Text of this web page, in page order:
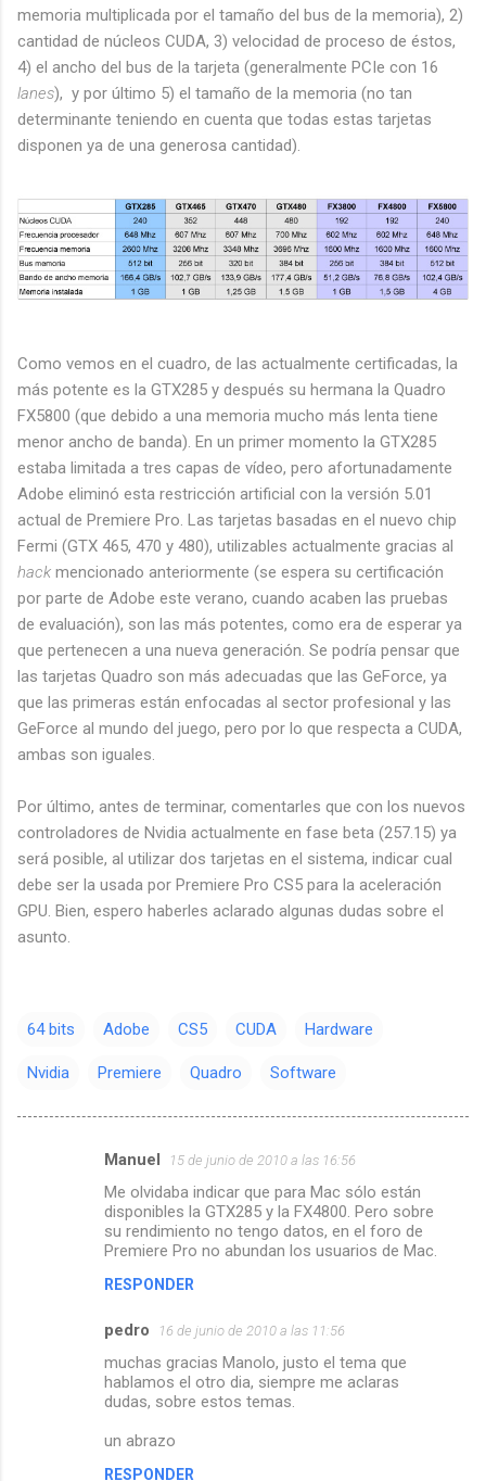
memoria multiplicada por el tamaño del bus de la memoria), 2)
cantidad de núcleos CUDA, 3) velocidad de proceso de éstos,
4) el ancho del bus de la tarjeta (generalmente PCIe con 16
lanes), y por último 5) el tamaño de la memoria (no tan
determinante teniendo en cuenta que todas estas tarjetas
disponen ya de una generosa cantidad).
Como vemos en el cuadro, de las actualmente certificadas, la
más potente es la GTX285 y después su hermana la Quadro
FX5800 (que debido a una memoria mucho más lenta tiene
menor ancho de banda). En un primer momento la GTX285
estaba limitada a tres capas de vídeo, pero afortunadamente
Adobe eliminó esta restricción artificial con la versión 5.01
actual de Premiere Pro. Las tarjetas basadas en el nuevo chip
Fermi (GTX 465, 470 y 480), utilizables actualmente gracias al
hack mencionado anteriormente (se espera su certificación
por parte de Adobe este verano, cuando acaben las pruebas
de evaluación), son las más potentes, como era de esperar ya
que pertenecen a una nueva generación. Se podría pensar que
las tarjetas Quadro son más adecuadas que las GeForce, ya
que las primeras están enfocadas al sector profesional y las
GeForce al mundo del juego, pero por lo que respecta a CUDA,
ambas son iguales.
Por último, antes de terminar, comentarles que con los nuevos
controladores de Nvidia actualmente en fase beta (257.15) ya
será posible, al utilizar dos tarjetas en el sistema, indicar cual
debe ser la usada por Premiere Pro CS5 para la aceleración
GPU. Bien, espero haberles aclarado algunas dudas sobre el
asunto.
64 bits Adobe CS5 CUDA Hardware
Nvidia Premiere Quadro Software
Manuel 15 de junio de 2010 a las 16:56
Me olvidaba indicar que para Mac sólo están
disponibles la GTX285 y la FX4800. Pero sobre
su rendimiento no tengo datos, en el foro de
Premiere Pro no abundan los usuarios de Mac.
RESPONDER
pedro 16 de junio de 2010 a las 11:56
muchas gracias Manolo, justo el tema que
hablamos el otro dia, siempre me aclaras
dudas, sobre estos temas.
un abrazo
RESPONDER